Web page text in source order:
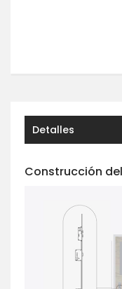
Detalles
Construcción